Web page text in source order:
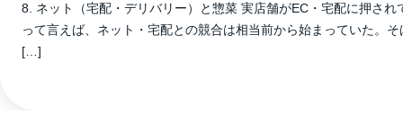
8. ネット（宅配・デリバリー）と惣菜 実店舗がEC・宅配に押さ
って言えば、ネット・宅配との競合は相当前から始まっていた。
[…]